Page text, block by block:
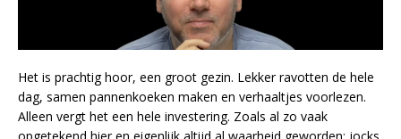
Het is prachtig hoor, een groot gezin. Lekker ravotten de hele
dag, samen pannenkoeken maken en verhaaltjes voorlezen.
Alleen vergt het een hele investering. Zoals al zo vaak